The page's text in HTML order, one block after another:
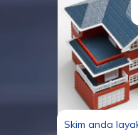
Skim anda